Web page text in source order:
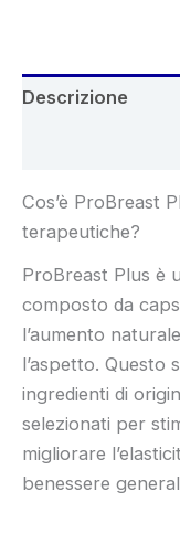
Descrizione
Cos’è ProBreast
terapeutiche?
ProBreast Plus è
composto da
l’aumento
l’aspetto. Questo
ingredienti di
selezionati per
migliorare
benessere